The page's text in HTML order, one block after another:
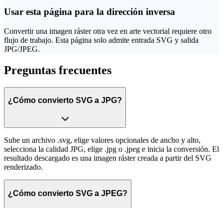
Usar esta página para la dirección inversa
Convertir una imagen ráster otra vez en arte vectorial requiere otro
flujo de trabajo. Esta página solo admite entrada SVG y salida
JPG/JPEG.
Preguntas frecuentes
¿Cómo convierto SVG a JPG?
Sube un archivo .svg, elige valores opcionales de ancho y alto,
selecciona la calidad JPG, elige .jpg o .jpeg e inicia la conversión. El
resultado descargado es una imagen ráster creada a partir del SVG
renderizado.
¿Cómo convierto SVG a JPEG?